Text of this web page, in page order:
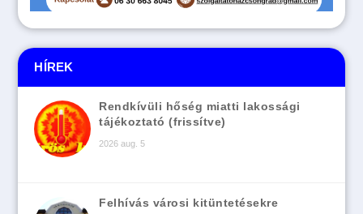
HÍREK
Rendkívüli hőség miatti lakossági
tájékoztató (frissítve)
2026 aug. 5
Felhívás városi kitüntetésekre